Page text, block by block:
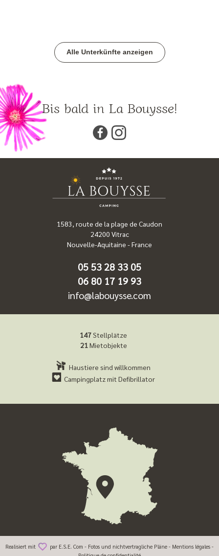
ICH BUCHE MEINEN AUFENTHALT
Alle Unterkünfte anzeigen
Bis bald in La Bouysse!
147Stellplätze
21Mietobjekte
Haustiere sind willkommen
Campingplatz mit Defibrillator
1583, route de la plage de Caudon
24200 Vitrac
Nouvelle-Aquitaine -France
05 53 28 33 05
06 80 17 19 93
info@labouysse.com
Realisiert mit par E.S.E. Com - Fotos und nichtvertragliche Pläne - Mentions légales-